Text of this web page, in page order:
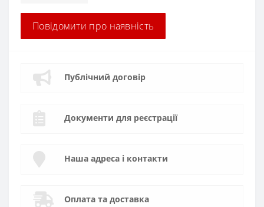
Повідомити про наявність
Публічний договір
Документи для реєстрації
Наша адреса і контакти
Оплата та доставка